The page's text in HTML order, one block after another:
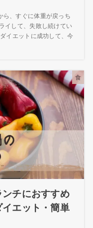
ら、すぐに体重が戻っち
イして、失敗し続けてい
イエットに成功して、今
食
チにおすすめ
エット・簡単